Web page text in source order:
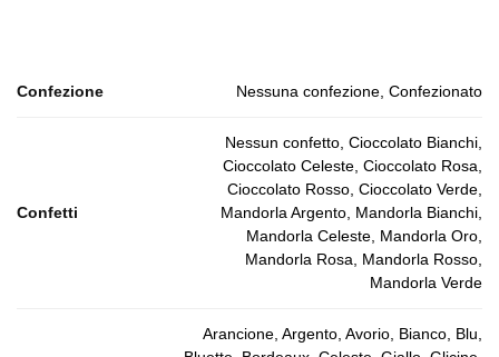
Confezione Nessuna confezione, Confezionato
Confetti
Nessun confetto, Cioccolato Bianchi,
Cioccolato Celeste, Cioccolato Rosa,
Cioccolato Rosso, Cioccolato Verde,
Mandorla Argento, Mandorla Bianchi,
Mandorla Celeste, Mandorla Oro,
Mandorla Rosa, Mandorla Rosso,
Mandorla Verde
Arancione, Argento, Avorio, Bianco, Blu,